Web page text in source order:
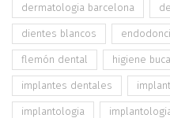
dermatologia barcelona
dientes blancos
flemón dental higiene
implantes dentales
implantologia